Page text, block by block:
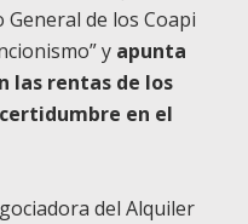
General de los Coapi
y apunta
las rentas de los
en el
del Alquiler